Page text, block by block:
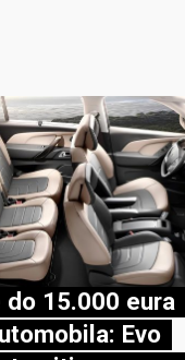
do 15.000 eura
Evo